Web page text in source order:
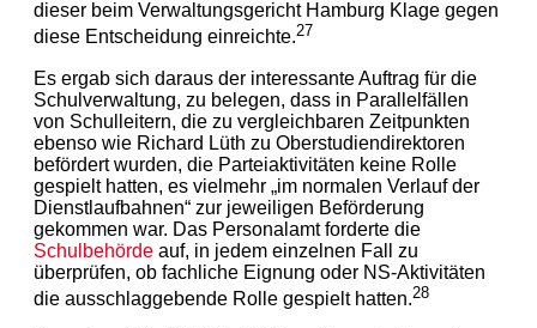
dieser beim Verwaltungsgericht Hamburg Klage gegen
diese Entscheidung einreichte.27
Es ergab sich daraus der interessante Auftrag für die
Schulverwaltung, zu belegen, dass in Parallelfällen
von Schulleitern, die zu vergleichbaren Zeitpunkten
ebenso wie Richard Lüth zu Oberstudiendirektoren
befördert wurden, die Parteiaktivitäten keine Rolle
gespielt hatten, es vielmehr „im normalen Verlauf der
Dienstlaufbahnen“ zur jeweiligen Beförderung
gekommen war. Das Personalamt forderte die
Schulbehörde auf, in jedem einzelnen Fall zu
überprüfen, ob fachliche Eignung oder NS-Aktivitäten
die ausschlaggebende Rolle gespielt hatten.28